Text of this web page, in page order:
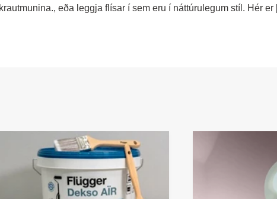
eða leggja flísar í sem eru í náttúrulegum stíl. Hér er